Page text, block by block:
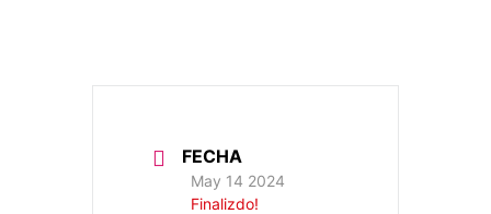
FECHA
May 14 2024
Finalizdo!